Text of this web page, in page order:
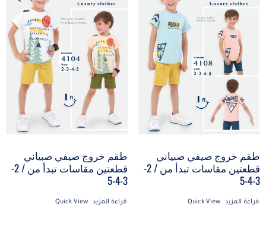
طقم خروج صيفي صبياني
قطعتين مقاسات تبدأ من / 2-
3-4-5
قراءة المزيد Quick View
طقم خروج صيفي صبياني
قطعتين مقاسات تبدأ من / 2-
3-4-5
قراءة المزيد Quick View